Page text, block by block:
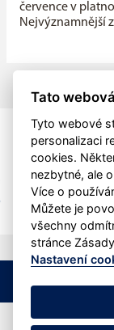
července v
Nejvýznamnější
Veškerý obsah
Tato
Tyto webové
personalizaci
cookies.
nezbytné, ale
Více o
Můžete je
všechny
stránce
Nastavení